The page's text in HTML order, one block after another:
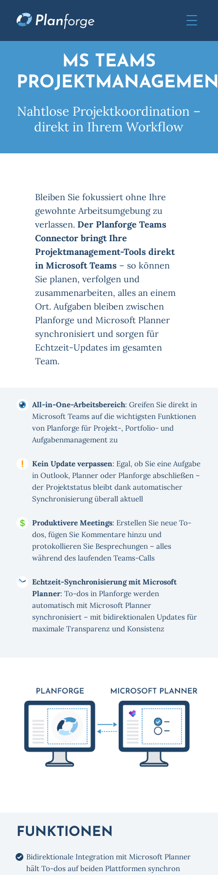
MS TEAMS
Nahtlose Projektkoordination –
direkt in Ihrem Workflow
Bleiben Sie fokussiert ohne Ihre
gewohnte Arbeitsumgebung zu
verlassen. Der Planforge Teams
Connector bringt Ihre
Projektmanagement-Tools direkt
in Microsoft Teams– so können
Sie planen, verfolgen und
zusammenarbeiten, alles an einem
Ort. Aufgaben bleiben zwischen
Planforge und Microsoft Planner
synchronisiert und sorgen für
Echtzeit-Updates im gesamten
Team.
All-in-One-Arbeitsbereich: Greifen Sie direkt in
Microsoft Teams auf die wichtigsten Funktionen
von Planforge für Projekt-, Portfolio- und
Aufgabenmanagement zu
Kein Update verpassen: Egal, ob Sie eine Aufgabe
in Outlook, Planner oder Planforge abschließen –
der Projektstatus bleibt dank automatischer
Synchronisierung überall aktuell
Produktivere Meetings: Erstellen Sie neue To-
dos, fügen Sie Kommentare hinzu und
protokollieren Sie Besprechungen – alles
während des laufenden Teams-Calls
Echtzeit-Synchronisierung mit Microsoft
Planner: To-dos in Planforge werden
automatisch mit Microsoft Planner
synchronisiert – mit bidirektionalen Updates für
maximale Transparenz und Konsistenz
FUNKTIONEN
Bidirektionale Integration mit Microsoft Planner
hält To-dos auf beiden Plattformen synchron